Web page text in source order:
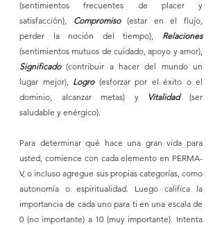
(sentimientos frecuentes de placer y
satisfacción), Compromiso (estar en el flujo,
perder la noción del tiempo), Relaciones
Significado (contribuir a hacer del mundo un
lugar mejor), Logro (esforzar por el éxito o el
dominio, alcanzar metas) y
Vitalidad (ser
saludable y enérgico).
Para determinar qué hace una gran vida para
usted, comience con cada elemento en PERMA-
V, o incluso agregue sus propias categorías, como
autonomía o espiritualidad. Luego califica la
importancia de cada uno para ti en una escala de
0 (no importante) a 10 (muy importante). Intenta